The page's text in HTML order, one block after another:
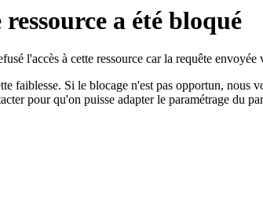
a été bloqué
l'accès à cette ressource car la requête envoyée
faiblesse. Si le blocage n'est pas opportun, nous
pour qu'on puisse adapter le paramétrage du